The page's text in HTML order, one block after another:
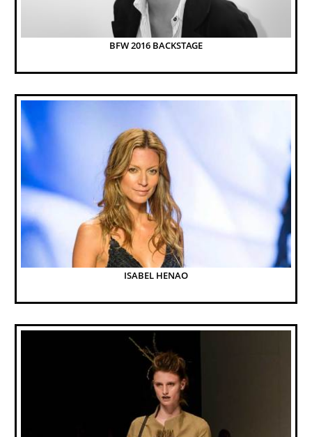
BFW 2016 BACKSTAGE
ISABEL HENAO